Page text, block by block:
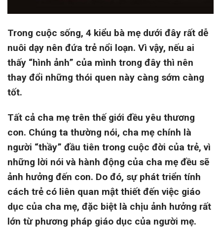
Trong cuộc sống, 4 kiểu bà mẹ dưới đây rất dễ
nuôi dạy nên đứa trẻ nổi loạn. Vì vậy, nếu ai
thấy “hình ảnh” của mình trong đây thì nên
thay đổi những thói quen này càng sớm càng
tốt.
Tất cả cha mẹ trên thế giới đều yêu thương
con. Chúng ta thường nói, cha mẹ chính là
người “thầy” đầu tiên trong cuộc đời của trẻ, vì
những lời nói và hành động của cha mẹ đều sẽ
ảnh hưởng đến con. Do đó, sự phát triển tính
cách trẻ có liên quan mật thiết đến việc giáo
dục của cha mẹ, đặc biệt là chịu ảnh hưởng rất
lớn từ phương pháp giáo dục của người mẹ.